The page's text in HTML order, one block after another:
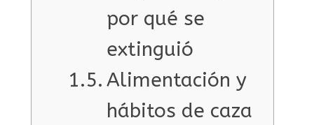
por qué se
extinguió
Alimentación y
hábitos de caza